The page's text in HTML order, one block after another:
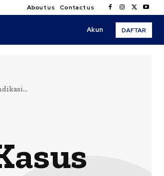
About us Contact us
Akun DAFTAR